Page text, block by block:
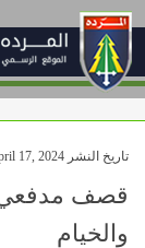
تاريخ النشر April 17, 2024
قصف مدفعي
والخيام